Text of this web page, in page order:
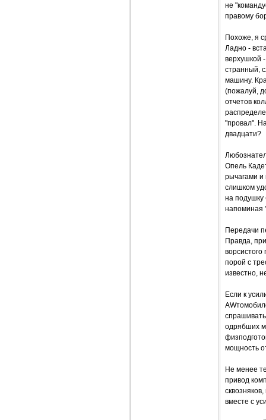
не
правому
Похоже, я
Ладно -
верхушкой
странный,
машину.
(пожалуй,
отчетов
"провал".
двадцати?
Опель
рычагами и
слишком
на подушку
напоминая
Передачи
Правда,
порой с
известно,
Если к
одрябших
мощность
Не менее
привод
вместе с